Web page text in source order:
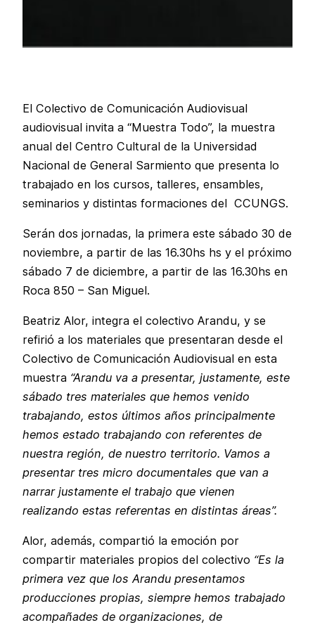
El Colectivo de Comunicación Audiovisual
audiovisual invita a “Muestra Todo”, la muestra
anual del Centro Cultural de la Universidad
Nacional de General Sarmiento que presenta lo
trabajado en los cursos, talleres, ensambles,
seminarios y distintas formaciones del CCUNGS.
Serán dos jornadas, la primera este sábado 30 de
noviembre, a partir de las 16.30hs hs y el próximo
sábado 7 de diciembre, a partir de las 16.30hs en
Roca 850 – San Miguel.
Beatriz Alor, integra el colectivo Arandu, y se
refirió a los materiales que presentaran desde el
Colectivo de Comunicación Audiovisual en esta
muestra “Arandu va a presentar, justamente, este
sábado tres materiales que hemos venido
trabajando, estos últimos años principalmente
hemos estado trabajando con referentes de
nuestra región, de nuestro territorio. Vamos a
presentar tres micro documentales que van a
narrar justamente el trabajo que vienen
realizando estas referentas en distintas áreas”.
Alor, además, compartió la emoción por
compartir materiales propios del colectivo “Es la
primera vez que los Arandu presentamos
producciones propias, siempre hemos trabajado
acompañades de organizaciones, de